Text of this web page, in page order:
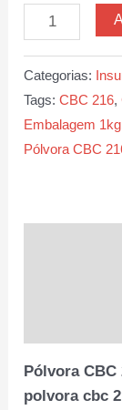
Pólvora
CBC
Categorias:
Tags:CBC 216,
Embalagem 1kg
Pólvora CBC
Pólvora
polvora cbc